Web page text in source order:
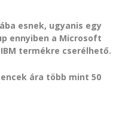
esnek, ugyanis egy
ennyiben a Microsoft
termékre cserélhető.
ára több mint 50